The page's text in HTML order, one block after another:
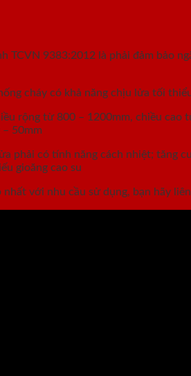
9383:2012 là phải đảm bảo
cháy có khả năng chịu lửa tối
rộng từ 800 – 1200mm, chiều cao
50mm
có tính năng cách nhiệt; tăng
gioăng cao su
với nhu cầu sử dụng, bạn hãy